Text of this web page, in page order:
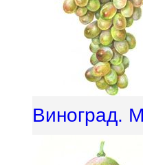
Виноград.